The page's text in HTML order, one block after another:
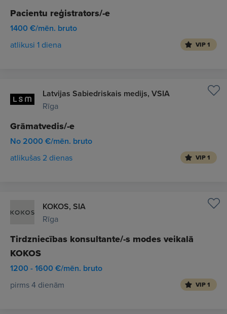
Pacientu reģistrators/-e
1400 €/mēn. bruto
atlikusi 1 diena VIP 1
Latvijas Sabiedriskais medijs, VSIA
Rīga
Grāmatvedis/-e
No 2000 €/mēn. bruto
atlikušas 2 dienas VIP 1
KOKOS, SIA
Rīga
Tirdzniecības konsultante/-s modes veikalā
KOKOS
1200 - 1600 €/mēn. bruto
pirms 4 dienām VIP 1